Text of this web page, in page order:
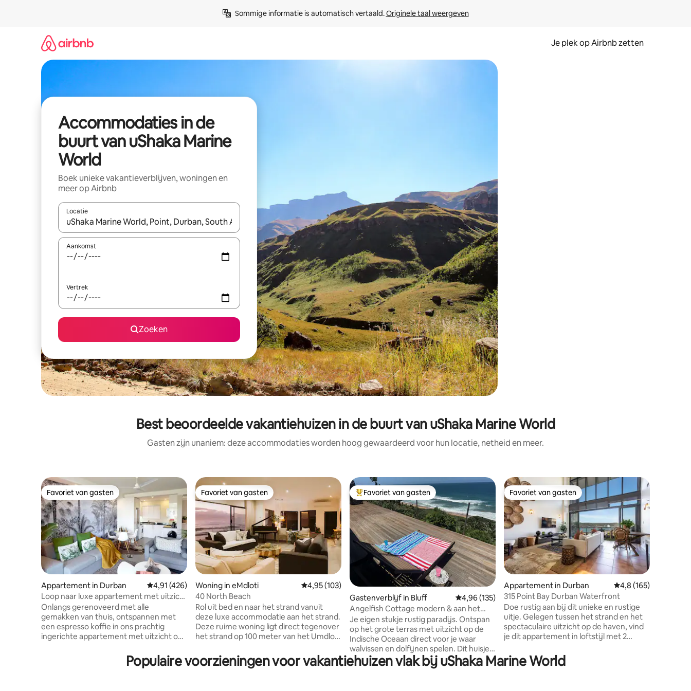
Sommige informatie is automatisch vertaald. Originele taal weergeven
Je plek op Airbnb zetten
Accommodaties in de
buurt van uShaka Marine
World
Boek unieke vakantieverblijven, woningen en
meer op Airbnb
Locatie
Wanneer er resultaten beschikbaar zijn, maak je een keuze met je de pijltjestoetsen omhoog en omlaag, óf door te tikken of swipen.
Aankomst
Vertrek
Zoeken
Best beoordeelde vakantiehuizen in de buurt van uShaka Marine World
Gasten zijn unaniem: deze accommodaties worden hoog gewaardeerd voor hun locatie, netheid en meer.
Favoriet van gasten
Favoriet van gasten
Appartement in Durban Gemiddelde beoordeling van 4,91 op 5, 426 recensies
4,91 (426)
Loop naar luxe appartement met uitzicht
op de haven naar bars en stranden
Onlangs gerenoveerd met alle
gemakken van thuis, ontspannen met
een espresso koffie in ons prachtig
ingerichte appartement met uitzicht op
bent op loopafstand van de gloednieuwe
passagiersterminal, meerdere
Favoriet van gasten
Favoriet van gasten
Woning in eMdloti Gemiddelde beoordeling van 4,95 op 5, 103 recensies
4,95 (103)
40 North Beach
Rol uit bed en naar het strand vanuit
deze luxe accommodatie aan het strand.
Deze ruime woning ligt direct tegenover
het strand op 100 meter van het Umdloti
restaurants en een koffiebar. Het biedt
een panoramisch uitzicht op de oceaan
Topfavoriet van gasten
Favoriet van gasten
Gastenverblijf in Bluff Gemiddelde beoordeling van 4,96 op 5, 135 recensies
4,96 (135)
Angelfish Cottage modern & aan het
strand
Je eigen stukje rustig paradijs. Ontspan
op het grote terras met uitzicht op de
Indische Oceaan direct voor je waar
walvissen en dolfijnen spelen. Dit huisje
met 1 slaapkamer en airconditioning
biedt overal privé uitzicht op de oceaan
Favoriet van gasten
Favoriet van gasten
Appartement in Durban Gemiddelde
4,8 (165)
315 Point Bay Durban Waterfront
Doe rustig aan bij dit unieke en rustige
uitje. Gelegen tussen het strand en het
spectaculaire uitzicht op de haven, vind
je dit appartement in loftstijl met 2
voor een comfortabel en ontspannen
verblijf. Perfect voor koppels, oudere
Populaire voorzieningen voor vakantiehuizen vlak bij uShaka Marine World